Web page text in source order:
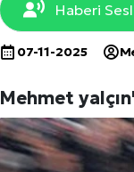
Haberi
07-11-2025
Mehmet
Yerel Haberler